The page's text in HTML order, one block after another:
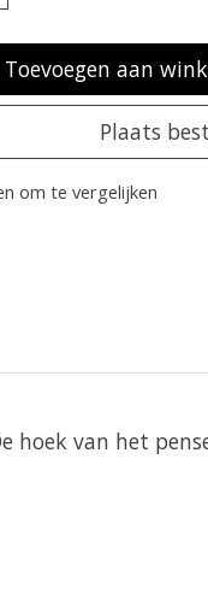
Toevoegen aan
Plaats
om te vergelijken
hoek van het